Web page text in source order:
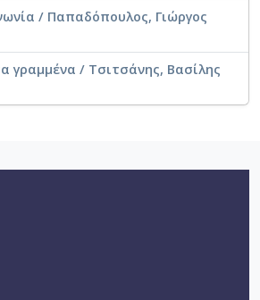
/ Παπαδόπουλος, Γιώργος
γραμμένα / Τσιτσάνης, Βασίλης